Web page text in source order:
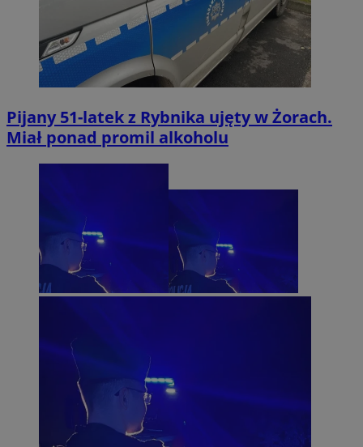
Pijany 51-latek z Rybnika ujęty w Żorach.
Miał ponad promil alkoholu